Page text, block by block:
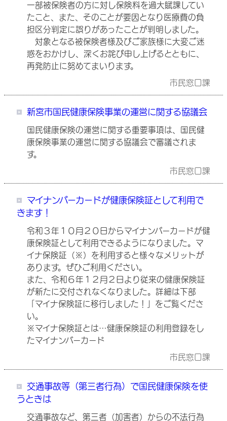
一部被保険者の方に対し保険料を過大賦課してい
たこと、また、そのことが要因となり医療費の負
担区分判定に誤りがあったことが判明しました。
対象となる被保険者様及びご家族様に大変ご迷
惑をおかけし、深くお詫び申し上げるとともに、
再発防止に努めてまいります。
市民窓口課
新宮市国民健康保険事業の運営に関する協議会
国民健康保険の運営に関する重要事項は、国民健
康保険事業の運営に関する協議会で審議されま
す。
市民窓口課
マイナンバーカードが健康保険証として利用で
きます！
令和３年１０月２０日からマイナンバーカードが健
康保険証として利用できるようになりました。マ
イナ保険証（※）を利用すると様々なメリットが
あります。ぜひご利用ください。
また、令和６年１２月２日より従来の健康保険証
が新たに交付されなくなりました。詳細は下部
「マイナ保険証に移行しました！」をご覧くださ
い。
※マイナ保険証とは…健康保険証の利用登録をし
たマイナンバーカード
市民窓口課
交通事故等（第三者行為）で国民健康保険を使
うときは
交通事故など、第三者（加害者）からの不法行為